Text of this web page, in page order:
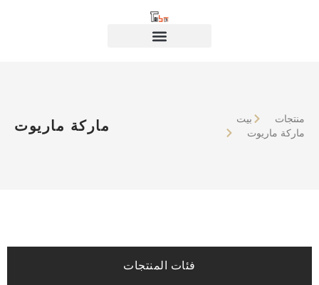
ماركة ماريوت بيت
منتجات
ماركة ماريوت
فئات المنتجات